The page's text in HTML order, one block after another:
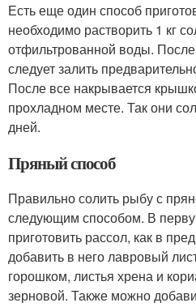
Есть еще один способ
необходимо растворить 1 кг
отфильтрованной воды.
следует залить
После все накрывается
прохладном месте. Так они
дней.
Пряный способ
Правильно солить рыбу с
следующим способом. В
приготовить рассол, как в
добавить в него лавровый
горошком, листья хрена и
зерновой. Также можно